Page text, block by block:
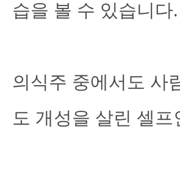
습을 볼 수 있습니다.
의식주 중에서도 사
도 개성을 살린 셀